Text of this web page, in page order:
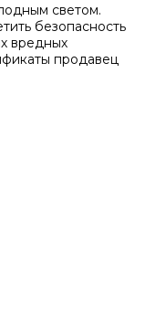
светом.
безопасность
вредных
продавец